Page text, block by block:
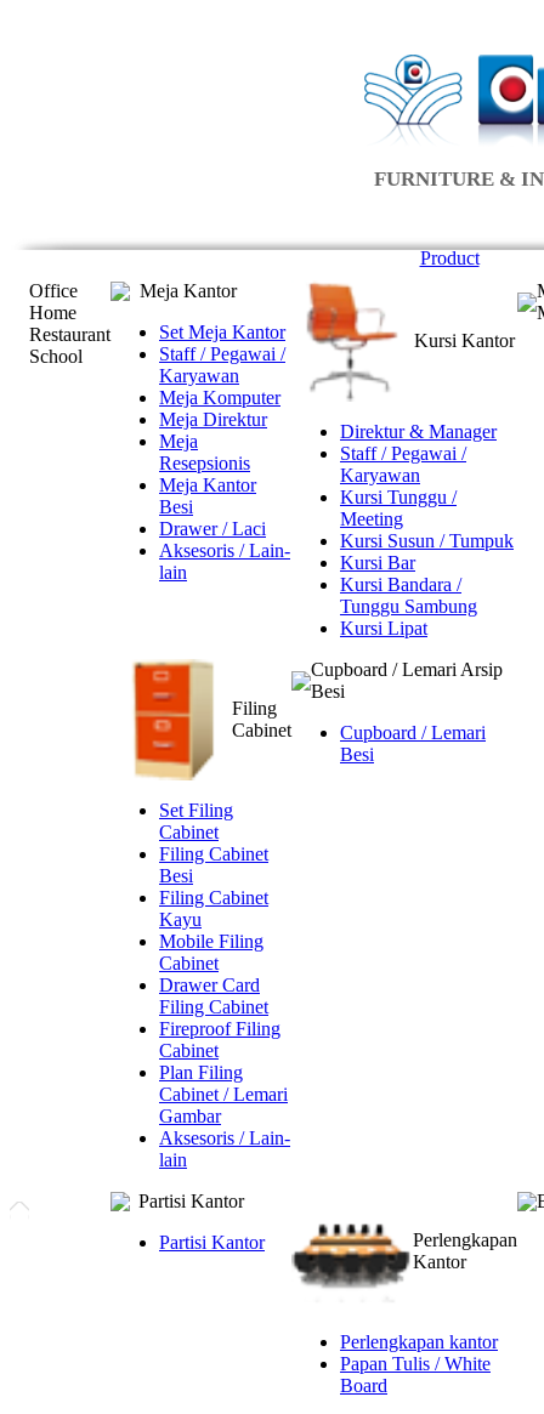
FURNITURE &
Product
Office
Home
Restaurant
School
Meja Kantor
Set Meja Kantor
Staff / Pegawai /
Karyawan
Meja Komputer
Meja Direktur
Meja
Resepsionis
Meja Kantor
Besi
Drawer / Laci
Aksesoris / Lain-
lain
Kursi Kantor
Direktur & Manager
Staff / Pegawai /
Karyawan
Kursi Tunggu /
Meeting
Kursi Susun / Tumpuk
Kursi Bar
Kursi Bandara /
Tunggu Sambung
Kursi Lipat
Filing
Cabinet
Set Filing
Cabinet
Filing Cabinet
Besi
Filing Cabinet
Kayu
Mobile Filing
Cabinet
Drawer Card
Filing Cabinet
Fireproof Filing
Cabinet
Plan Filing
Cabinet / Lemari
Gambar
Aksesoris / Lain-
lain
Cupboard / Lemari Arsip
Besi
Cupboard / Lemari
Besi
Partisi Kantor
Partisi Kantor
Perlengkapan
Kantor
Perlengkapan kantor
Papan Tulis / White
Board